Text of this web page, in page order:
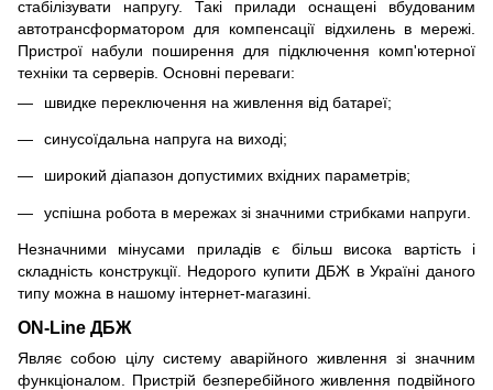
стабілізувати напругу. Такі прилади оснащені вбудованим
автотрансформатором для компенсації відхилень в мережі.
Пристрої набули поширення для підключення комп'ютерної
техніки та серверів. Основні переваги:
швидке переключення на живлення від батареї;
синусоїдальна напруга на виході;
широкий діапазон допустимих вхідних параметрів;
успішна робота в мережах зі значними стрибками напруги.
Незначними мінусами приладів є більш висока вартість і
складність конструкції. Недорого купити ДБЖ в Україні даного
типу можна в нашому інтернет-магазині.
ON-Line ДБЖ
Являє собою цілу систему аварійного живлення зі значним
функціоналом. Пристрій безперебійного живлення подвійного